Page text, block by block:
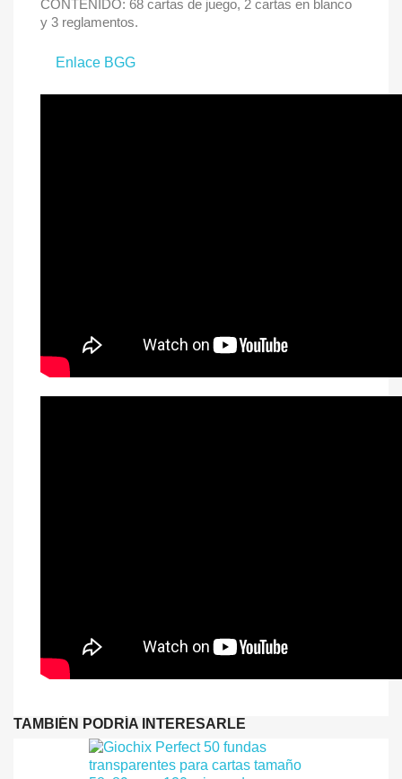
CONTENIDO: 68 cartas de juego, 2 cartas en blanco
y 3 reglamentos.
Enlace BGG
TAMBIÉN PODRÍA INTERESARLE